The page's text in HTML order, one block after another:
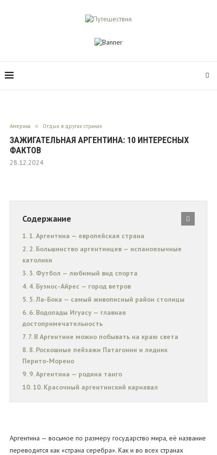
Америка Отдых в других странах
ЗАЖИГАТЕЛЬНАЯ АРГЕНТИНА: 10 ИНТЕРЕСНЫХ
ФАКТОВ
28.12.2024
Содержание
1. Аргентина — европейская страна
2. Большинство аргентинцев — испаноязычные
католики
3. Футбол — любимый вид спорта
4. Буэнос-Айрес — город ветров
5. Ла-Бока — самый живописный район столицы
6. Водопады Игуасу — главная
достопримечательность
7. В Аргентине можно побывать на краю света
8. Роскошные пейзажи Патагонии и ледник
Перито-Морено
9. Аргентина — родина танго
10. Красочный аргентинский карнавал
Аргентина — восьмое по размеру государство мира, её название
переводится как «страна серебра». Как и во всех странах